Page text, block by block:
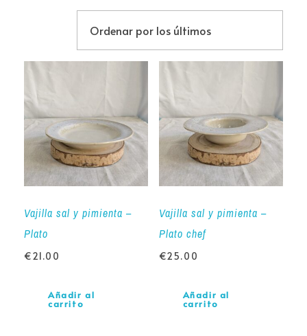
Vajilla sal y pimienta –
Plato
€21.00
Añadir al
carrito
Vajilla sal y pimienta –
Plato chef
€25.00
Añadir al
carrito